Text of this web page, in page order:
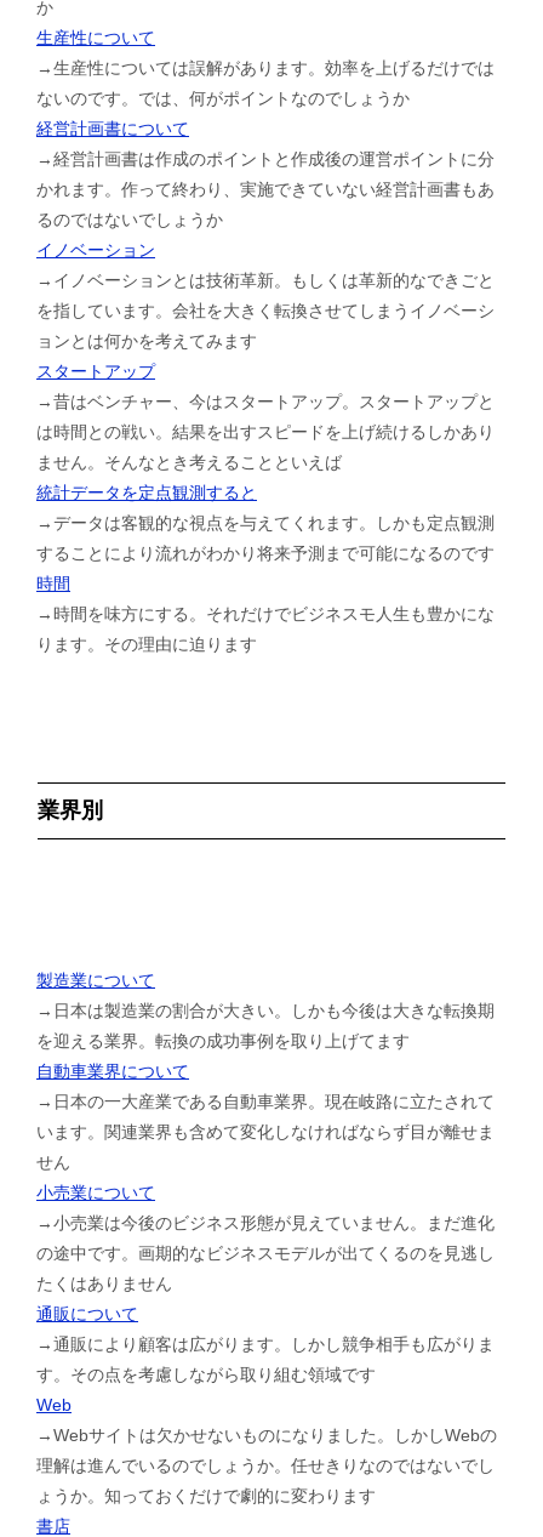
か
生産性について
→生産性については誤解があります。効率を上げるだけでは
ないのです。では、何がポイントなのでしょうか
経営計画書について
→経営計画書は作成のポイントと作成後の運営ポイントに分
かれます。作って終わり、実施できていない経営計画書もあ
るのではないでしょうか
イノベーション
→イノベーションとは技術革新。もしくは革新的なできごと
を指しています。会社を大きく転換させてしまうイノベーシ
ョンとは何かを考えてみます
スタートアップ
→昔はベンチャー、今はスタートアップ。スタートアップと
は時間との戦い。結果を出すスピードを上げ続けるしかあり
ません。そんなとき考えることといえば
統計データを定点観測すると
→データは客観的な視点を与えてくれます。しかも定点観測
することにより流れがわかり将来予測まで可能になるのです
時間
→時間を味方にする。それだけでビジネスモ人生も豊かにな
ります。その理由に迫ります
業界別
製造業について
→日本は製造業の割合が大きい。しかも今後は大きな転換期
を迎える業界。転換の成功事例を取り上げてます
自動車業界について
→日本の一大産業である自動車業界。現在岐路に立たされて
います。関連業界も含めて変化しなければならず目が離せま
せん
小売業について
→小売業は今後のビジネス形態が見えていません。まだ進化
の途中です。画期的なビジネスモデルが出てくるのを見逃し
たくはありません
通販について
→通販により顧客は広がります。しかし競争相手も広がりま
す。その点を考慮しながら取り組む領域です
Web
→Webサイトは欠かせないものになりました。しかしWebの
理解は進んでいるのでしょうか。任せきりなのではないでし
ょうか。知っておくだけで劇的に変わります
書店